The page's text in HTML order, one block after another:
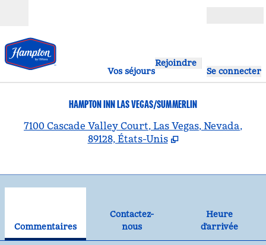
Vos séjours
Rejoindre
Se connecter
HAMPTON INN LAS VEGAS/SUMMERLIN
7100 Cascade Valley Court, Las Vegas, Nevada,
89128, États-Unis
Commentaires
Contactez-
nous
Contactez-nous
Heure
d'arrivée